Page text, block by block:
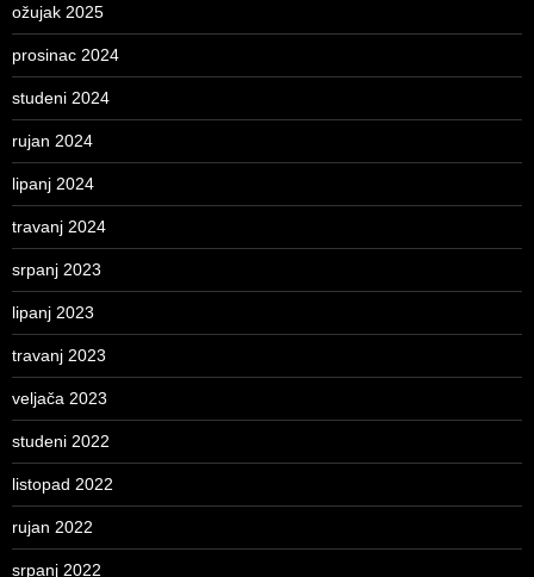
ožujak 2025
prosinac 2024
studeni 2024
rujan 2024
lipanj 2024
travanj 2024
srpanj 2023
lipanj 2023
travanj 2023
veljača 2023
studeni 2022
listopad 2022
rujan 2022
srpanj 2022